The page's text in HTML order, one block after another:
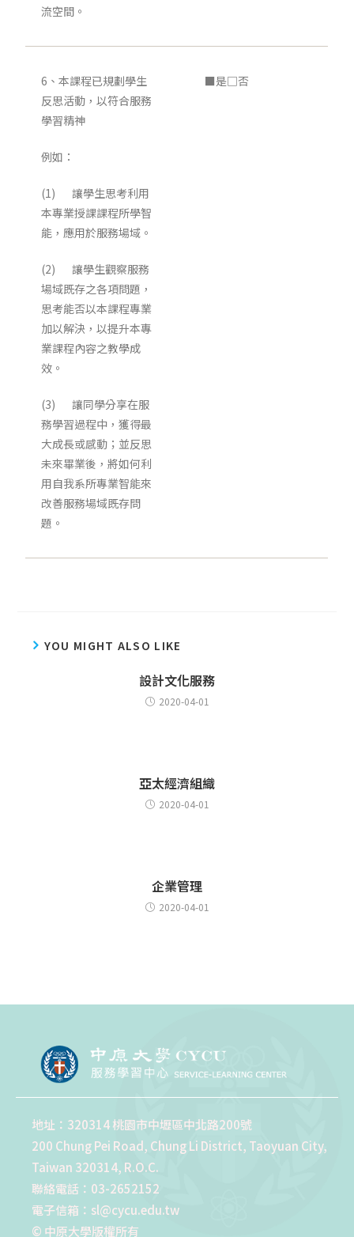
流空間。
6、本課程已規劃學生
反思活動，以符合服務
學習精神
例如：
(1) 讓學生思考利用
本專業授課課程所學智
能，應用於服務場域。
(2) 讓學生觀察服務
場域既存之各項問題，
思考能否以本課程專業
加以解決，以提升本專
業課程內容之教學成
效。
(3) 讓同學分享在服
務學習過程中，獲得最
大成長或感動；並反思
未來畢業後，將如何利
用自我系所專業智能來
改善服務場域既存問
題。
■是□否
YOU MIGHT ALSO LIKE
設計文化服務
2020-04-01
亞太經濟組織
2020-04-01
企業管理
2020-04-01
地址：320314 桃園市中壢區中北路200號
200 Chung Pei Road, Chung Li District, Taoyuan City,
Taiwan 320314, R.O.C.
聯絡電話：03-2652152
電子信箱：sl@cycu.edu.tw
© 中原大學版權所有